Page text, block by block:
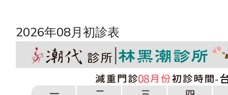
2026年08月初診表